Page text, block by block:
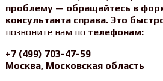
проблему — обращайтесь в
консультанта справа. Это
позвоните нам по телефонам:
+7 (499) 703-47-59
Москва, Московская область